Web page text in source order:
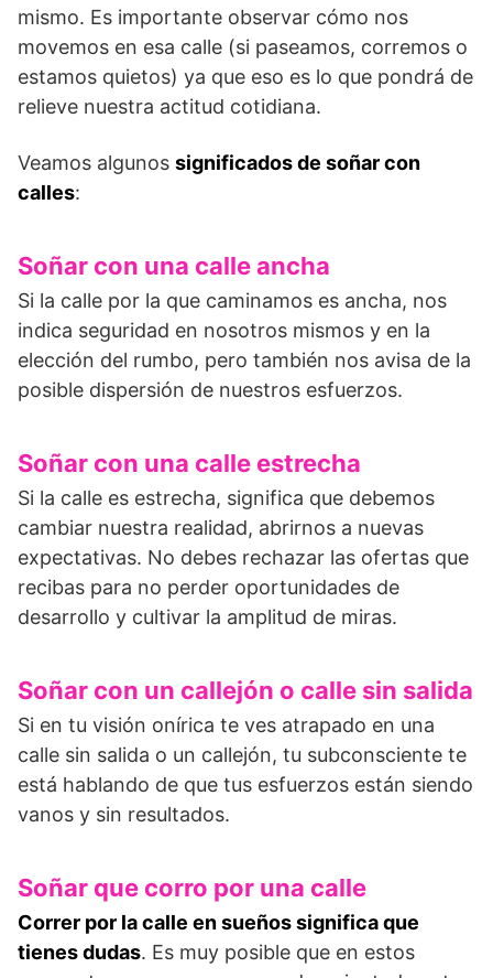
mismo. Es importante observar cómo nos
movemos en esa calle (si paseamos, corre­mos o
estamos quietos) ya que eso es lo que pondrá de
relieve nuestra actitud cotidiana.
Veamos algunos significados de soñar con
calles:
Soñar con una calle ancha
Si la calle por la que caminamos es ancha, nos
indica seguridad en nosotros mismos y en la
elección del rumbo, pero también nos avisa de la
posible dispersión de nuestros esfuerzos.
Soñar con una calle estrecha
Si la calle es estrecha, significa que debemos
cambiar nuestra realidad, abrirnos a nue­vas
expectativas. No debes rechazar las ofertas que
recibas para no perder oportunidades de
desarrollo y cultivar la amplitud de miras.
Soñar con un callejón o calle sin salida
Si en tu visión onírica te ves atrapado en una
calle sin salida o un callejón, tu subconsciente te
está hablando de que tus esfuerzos están siendo
vanos y sin resultados.
Soñar que corro por una calle
Correr por la calle en sueños significa que
tienes dudas. Es muy posible que en estos